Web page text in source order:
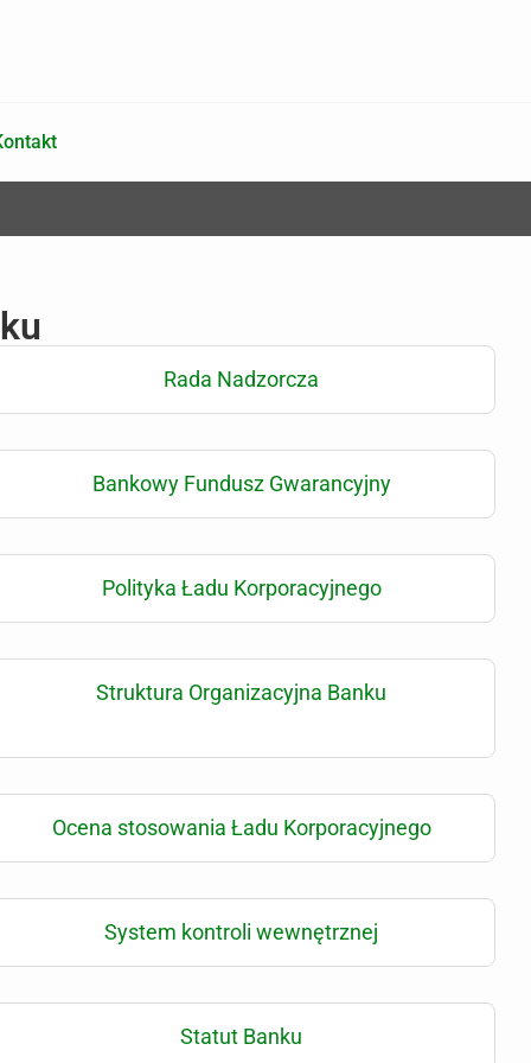
Rada Nadzorcza
Bankowy Fundusz Gwarancyjny
Polityka Ładu Korporacyjnego
Struktura Organizacyjna Banku
Ocena stosowania Ładu Korporacyjnego
System kontroli wewnętrznej
Statut Banku